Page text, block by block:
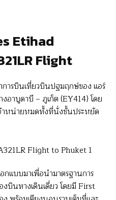
Etihad
Flight
ารบินเที่ยวบินปฐมฤกษ์ของ แอร์
อาบูดาบี – ภูเก็ต (EY414) โดย
ำหน่ายหมดทั้งที่นั่งชั้นประหยัด
แบบมาเพื่อนำมาตรฐานการ
งบินทางเดินเดี่ยว โดยมี First